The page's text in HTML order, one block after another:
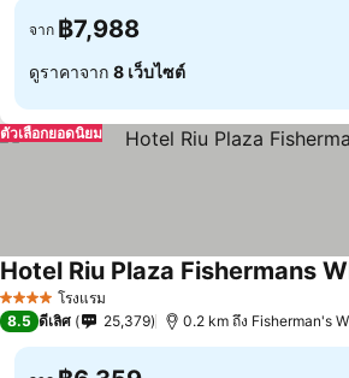
จาก ฿7,988
ดูราคาจาก 8 เว็บไซต์
ตัวเลือกยอดนิยม
4 ดาว โรงแรม
Hotel Riu Plaza Fishermans
8.5 ดีเลิศ 25,379 0.2 km ถึง Fisherman's